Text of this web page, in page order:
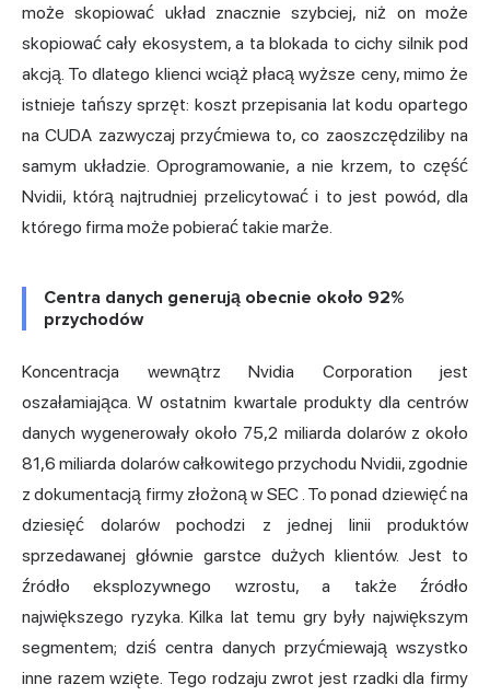
może skopiować układ znacznie szybciej, niż on może
skopiować cały ekosystem, a ta blokada to cichy silnik pod
akcją. To dlatego klienci wciąż płacą wyższe ceny, mimo że
istnieje tańszy sprzęt: koszt przepisania lat kodu opartego
na CUDA zazwyczaj przyćmiewa to, co zaoszczędziliby na
samym układzie. Oprogramowanie, a nie krzem, to część
Nvidii, którą najtrudniej przelicytować i to jest powód, dla
którego firma może pobierać takie marże.
Centra danych generują obecnie około 92%
przychodów
Koncentracja wewnątrz Nvidia Corporation jest
oszałamiająca. W ostatnim kwartale produkty dla centrów
danych wygenerowały około 75,2 miliarda dolarów z około
81,6 miliarda dolarów całkowitego przychodu Nvidii, zgodnie
z dokumentacją firmy złożoną w SEC. To ponad dziewięć na
dziesięć dolarów pochodzi z jednej linii produktów
sprzedawanej głównie garstce dużych klientów. Jest to
źródło eksplozywnego wzrostu, a także źródło
największego ryzyka. Kilka lat temu gry były największym
segmentem; dziś centra danych przyćmiewają wszystko
inne razem wzięte. Tego rodzaju zwrot jest rzadki dla firmy